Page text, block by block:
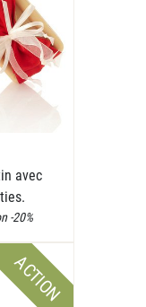
avec
-20%
ACTION